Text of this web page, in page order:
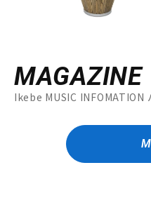
MAGAZINE
Ikebe MUSIC INFOMATION